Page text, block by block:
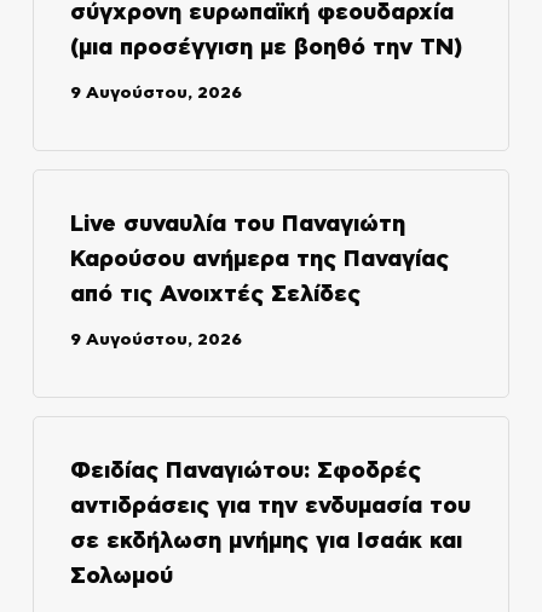
σύγχρονη ευρωπαϊκή φεουδαρχία
(μια προσέγγιση με βοηθό την ΤΝ)
9 Αυγούστου, 2026
Live συναυλία του Παναγιώτη
Καρούσου ανήμερα της Παναγίας
από τις Ανοιχτές Σελίδες
9 Αυγούστου, 2026
Φειδίας Παναγιώτου: Σφοδρές
αντιδράσεις για την ενδυμασία του
σε εκδήλωση μνήμης για Ισαάκ και
Σολωμού